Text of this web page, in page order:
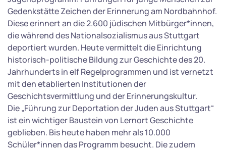
Gedenkstätte Zeichen der Erinnerung am Nordbahnhof.
Diese erinnert an die 2.600 jüdischen Mitbürger*innen,
die während des Nationalsozialismus aus Stuttgart
deportiert wurden. Heute vermittelt die Einrichtung
historisch-politische Bildung zur Geschichte des 20.
Jahrhunderts in elf Regelprogrammen und ist vernetzt
mit den etablierten Institutionen der
Geschichtsvermittlung und der Erinnerungskultur.
Die „Führung zur Deportation der Juden aus Stuttgart“
ist ein wichtiger Baustein von Lernort Geschichte
geblieben. Bis heute haben mehr als 10.000
Schüler*innen das Programm besucht. Die zudem